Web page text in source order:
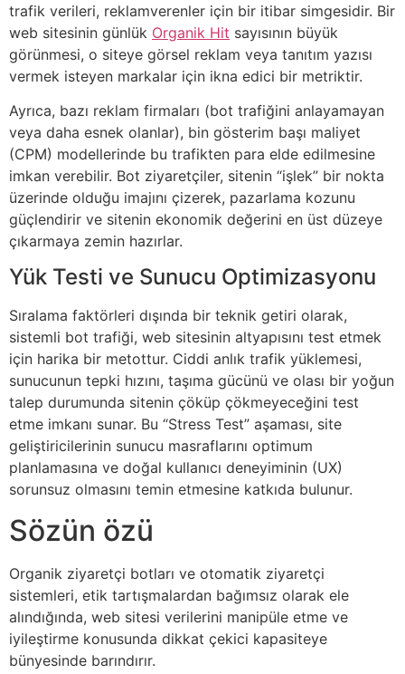
trafik verileri, reklamverenler için bir itibar simgesidir. Bir
web sitesinin günlük Organik Hit sayısının büyük
görünmesi, o siteye görsel reklam veya tanıtım yazısı
vermek isteyen markalar için ikna edici bir metriktir.
Ayrıca, bazı reklam firmaları (bot trafiğini anlayamayan
veya daha esnek olanlar), bin gösterim başı maliyet
(CPM) modellerinde bu trafikten para elde edilmesine
imkan verebilir. Bot ziyaretçiler, sitenin “işlek” bir nokta
üzerinde olduğu imajını çizerek, pazarlama kozunu
güçlendirir ve sitenin ekonomik değerini en üst düzeye
çıkarmaya zemin hazırlar.
Yük Testi ve Sunucu Optimizasyonu
Sıralama faktörleri dışında bir teknik getiri olarak,
sistemli bot trafiği, web sitesinin altyapısını test etmek
için harika bir metottur. Ciddi anlık trafik yüklemesi,
sunucunun tepki hızını, taşıma gücünü ve olası bir yoğun
talep durumunda sitenin çöküp çökmeyeceğini test
etme imkanı sunar. Bu “Stress Test” aşaması, site
geliştiricilerinin sunucu masraflarını optimum
planlamasına ve doğal kullanıcı deneyiminin (UX)
sorunsuz olmasını temin etmesine katkıda bulunur.
Sözün özü
Organik ziyaretçi botları ve otomatik ziyaretçi
sistemleri, etik tartışmalardan bağımsız olarak ele
alındığında, web sitesi verilerini manipüle etme ve
iyileştirme konusunda dikkat çekici kapasiteye
bünyesinde barındırır.